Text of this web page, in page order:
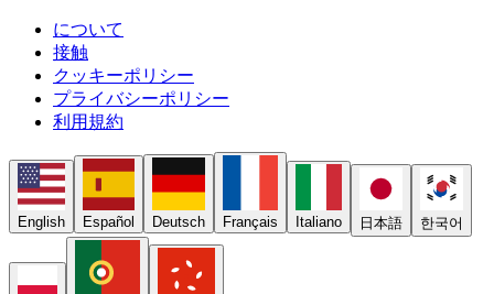
について
接触
クッキーポリシー
プライバシーポリシー
利用規約
English Español Deutsch Français Italiano 日本語 한국어